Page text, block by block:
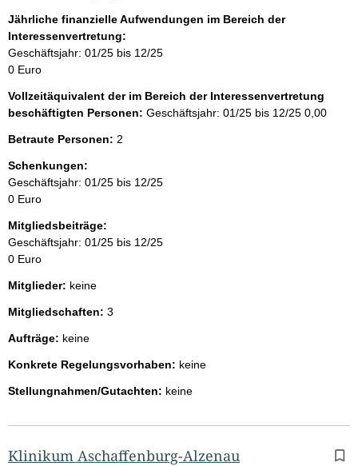
Jährliche finanzielle Aufwendungen im Bereich der
Interessenvertretung:
Geschäftsjahr: 01/25 bis 12/25
0 Euro
Vollzeitäquivalent der im Bereich der Interessenvertretung
beschäftigten Personen: Geschäftsjahr: 01/25 bis 12/25 0,00
Betraute Personen: 2
Schenkungen:
Geschäftsjahr: 01/25 bis 12/25
0 Euro
Mitgliedsbeiträge:
Geschäftsjahr: 01/25 bis 12/25
0 Euro
Mitglieder: keine
Mitgliedschaften: 3
Aufträge: keine
Konkrete Regelungsvorhaben: keine
Stellungnahmen/Gutachten: keine
Klinikum Aschaffenburg-Alzenau